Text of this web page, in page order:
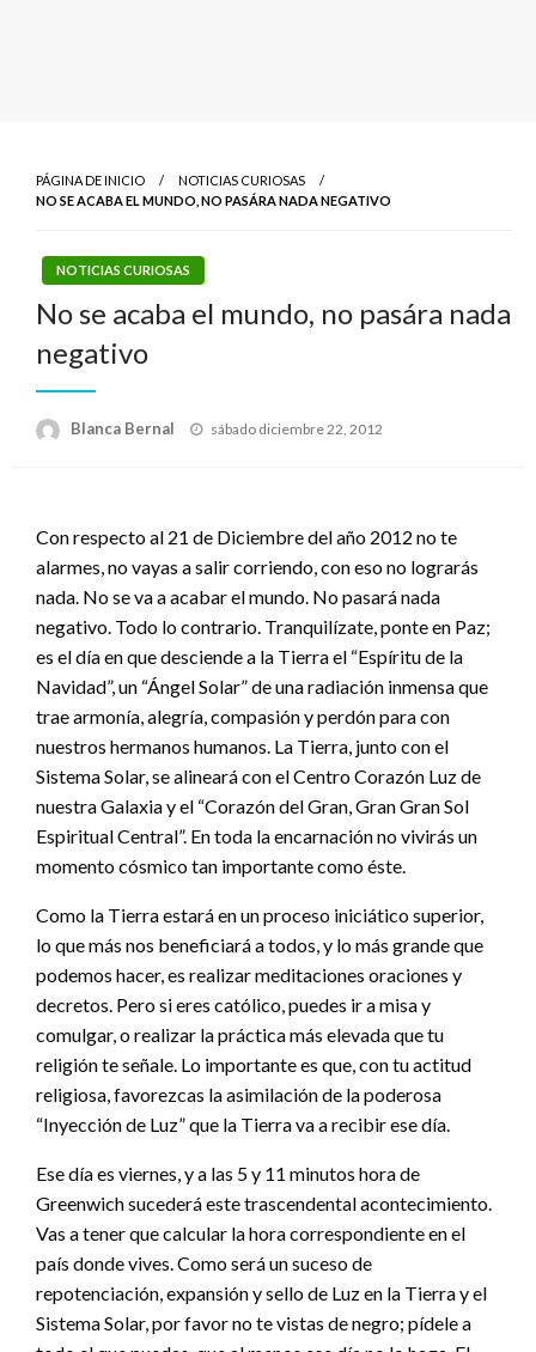
PÁGINA DE INICIO
NOTICIAS CURIOSAS
NO SE ACABA EL MUNDO, NO PASÁRA NADA NEGATIVO
NOTICIAS CURIOSAS
No se acaba el mundo, no pasára nada
negativo
Blanca Bernal
Publicado
sábado diciembre 22, 2012
Con respecto al 21 de Diciembre del año 2012 no te
alarmes, no vayas a salir corriendo, con eso no lograrás
nada. No se va a acabar el mundo. No pasará nada
negativo. Todo lo contrario. Tranquilízate, ponte en Paz;
es el día en que desciende a la Tierra el “Espíritu de la
Navidad”, un “Ángel Solar” de una radiación inmensa que
trae armonía, alegría, compasión y perdón para con
nuestros hermanos humanos. La Tierra, junto con el
Sistema Solar, se alineará con el Centro Corazón Luz de
nuestra Galaxia y el “Corazón del Gran, Gran Gran Sol
Espiritual Central”. En toda la encarnación no vivirás un
momento cósmico tan importante como éste.
Como la Tierra estará en un proceso iniciático superior,
lo que más nos beneficiará a todos, y lo más grande que
podemos hacer, es realizar meditaciones oraciones y
decretos. Pero si eres católico, puedes ir a misa y
comulgar, o realizar la práctica más elevada que tu
religión te señale. Lo importante es que, con tu actitud
religiosa, favorezcas la asimilación de la poderosa
“Inyección de Luz” que la Tierra va a recibir ese día.
Ese día es viernes, y a las 5 y 11 minutos hora de
Greenwich sucederá este trascendental acontecimiento.
Vas a tener que calcular la hora correspondiente en el
país donde vives. Como será un suceso de
repotenciación, expansión y sello de Luz en la Tierra y el
Sistema Solar, por favor no te vistas de negro; pídele a